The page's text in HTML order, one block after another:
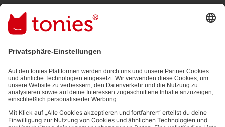
E-Mail-Addresse
Mit dem Absenden abonnierst du unseren E-Mail-Newsletter, der auf
und den von dir zu Werbezwecken bereitgestellten
Interaktionsinformationen (z.B. Abspielinformationen) basiert. Du
kannst den Newsletter jederzeit kostenlos abbestellen.
Datenschutzbestimmungen.